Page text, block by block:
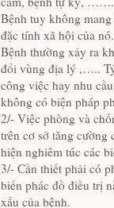
Bệnh tuy không
đặc tính xã hội của nó.
Bệnh thường xảy ra
đổi vùng địa lý ,…..
công việc hay nhu
không có biện pháp
2/- Việc phòng và
trên cơ sở tăng cường
hiện nghiêm túc các
3/- Cần thiết phải có
biến phác đồ điều trị
xấu của bệnh.